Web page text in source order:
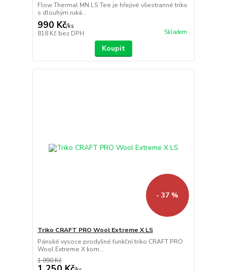
Flow Thermal MN LS Tee je hřejivé všestranné triko
s dlouhým ruká...
990 Kč/ks
818 Kč bez DPH Skladem
Koupit
- 37 %
Triko CRAFT PRO Wool Extreme X LS
Pánské vysoce prodyšné funkční triko CRAFT PRO
Wool Extreme X kom...
1 990 Kč